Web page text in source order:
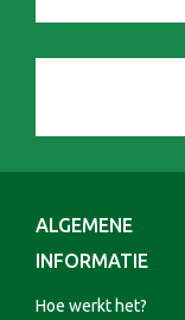
ALGEMENE
INFORMATIE
Hoe werkt het?